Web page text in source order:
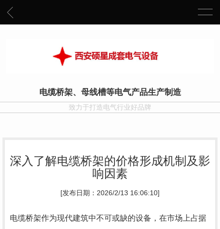
电缆桥架、母线槽等电气产品生产制造
致力于打造电气行业好品牌
深入了解电缆桥架的价格形成机制及影
响因素
[发布日期：2026/2/13 16:06:10]
电缆桥架作为现代建筑中不可或缺的设备，在市场上占据